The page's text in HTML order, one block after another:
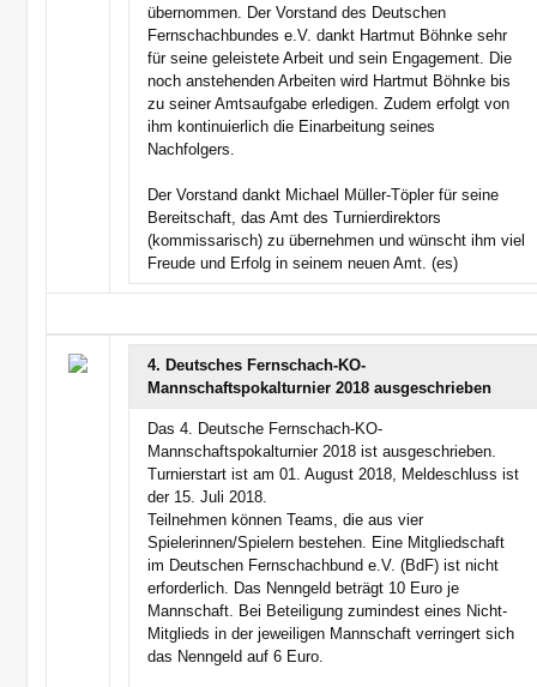
übernommen. Der Vorstand des Deutschen
Fernschachbundes e.V. dankt Hartmut Böhnke sehr
für seine geleistete Arbeit und sein Engagement. Die
noch anstehenden Arbeiten wird Hartmut Böhnke bis
zu seiner Amtsaufgabe erledigen. Zudem erfolgt von
ihm kontinuierlich die Einarbeitung seines
Nachfolgers.
Der Vorstand dankt Michael Müller-Töpler für seine
Bereitschaft, das Amt des Turnierdirektors
(kommissarisch) zu übernehmen und wünscht ihm viel
Freude und Erfolg in seinem neuen Amt. (es)
4. Deutsches Fernschach-KO-
Mannschaftspokalturnier 2018 ausgeschrieben
Das 4. Deutsche Fernschach-KO-
Mannschaftspokalturnier 2018 ist ausgeschrieben.
Turnierstart ist am 01. August 2018, Meldeschluss ist
der 15. Juli 2018.
Teilnehmen können Teams, die aus vier
Spielerinnen/Spielern bestehen. Eine Mitgliedschaft
im Deutschen Fernschachbund e.V. (BdF) ist nicht
erforderlich. Das Nenngeld beträgt 10 Euro je
Mannschaft. Bei Beteiligung zumindest eines Nicht-
Mitglieds in der jeweiligen Mannschaft verringert sich
das Nenngeld auf 6 Euro.